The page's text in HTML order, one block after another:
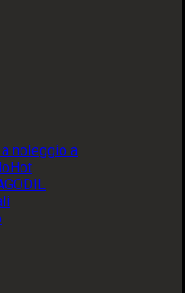
noleggio a
Hot